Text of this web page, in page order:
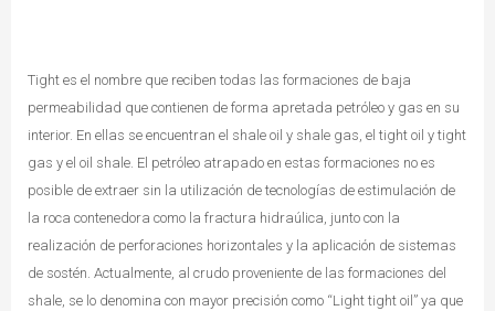
Tight es el nombre que reciben todas las formaciones de baja
permeabilidad que contienen de forma apretada petróleo y gas en su
interior. En ellas se encuentran el shale oil y shale gas, el tight oil y tight
gas y el oil shale. El petróleo atrapado en estas formaciones no es
posible de extraer sin la utilización de tecnologías de estimulación de
la roca contenedora como la fractura hidraúlica, junto con la
realización de perforaciones horizontales y la aplicación de sistemas
de sostén. Actualmente, al crudo proveniente de las formaciones del
shale, se lo denomina con mayor precisión como “Light tight oil” ya que